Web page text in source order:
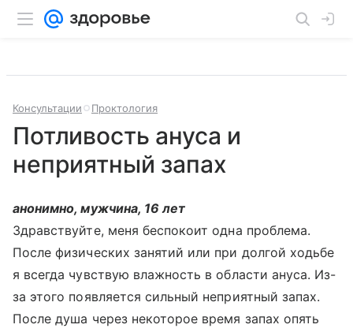
Консультации Проктология
Потливость ануса и
неприятный запах
анонимно, мужчина, 16 лет
Здравствуйте, меня беспокоит одна проблема.
После физических занятий или при долгой ходьбе
я всегда чувствую влажность в области ануса. Из-
за этого появляется сильный неприятный запах.
После душа через некоторое время запах опять